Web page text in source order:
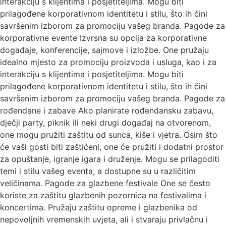
prilagođene korporativnom identitetu i stilu, što ih čini
savršenim izborom za promociju vašeg branda. Pagode za
korporativne evente Izvrsna su opcija za korporativne
događaje, konferencije, sajmove i izložbe. One pružaju
idealno mjesto za promociju proizvoda i usluga, kao i za
interakciju s klijentima i posjetiteljima. Mogu biti
prilagođene korporativnom identitetu i stilu, što ih čini
savršenim izborom za promociju vašeg branda. Pagode za
rođendane i zabave Ako planirate rođendansku zabavu,
dječji party, piknik ili neki drugi događaj na otvorenom,
one mogu pružiti zaštitu od sunca, kiše i vjetra. Osim što
će vaši gosti biti zaštićeni, one će pružiti i dodatni prostor
za opuštanje, igranje igara i druženje. Mogu se prilagoditi
temi i stilu vašeg eventa, a dostupne su u različitim
veličinama. Pagode za glazbene festivale One se često
koriste za zaštitu glazbenih pozornica na festivalima i
koncertima. Pružaju zaštitu opreme i glazbenika od
nepovoljnih vremenskih uvjeta, ali i stvaraju privlačnu i